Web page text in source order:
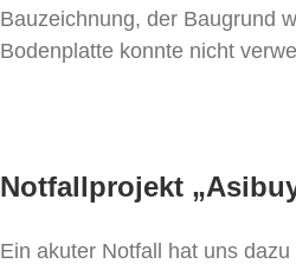
Bauzeichnung, der Baugrund
Bodenplatte konnte nicht
Notfallprojekt
Ein akuter Notfall hat uns